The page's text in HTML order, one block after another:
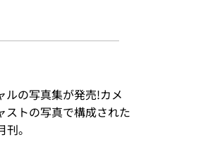
ルの写真集が発売!カメ
ストの写真で構成された
。